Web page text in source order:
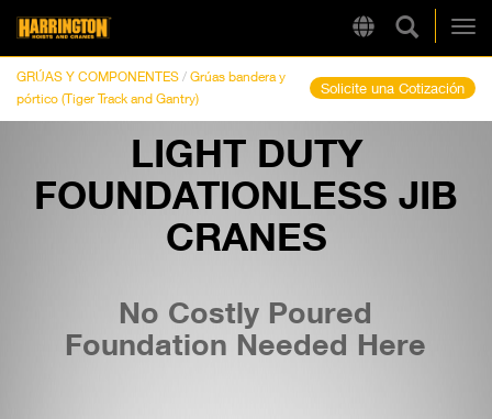
RegionHarrington
GRÚAS Y COMPONENTES / Grúas bandera y
pórtico (Tiger Track and Gantry)
Solicite una Cotización
LIGHT DUTY
FOUNDATIONLESS JIB
CRANES
No Costly Poured
Foundation Needed Here